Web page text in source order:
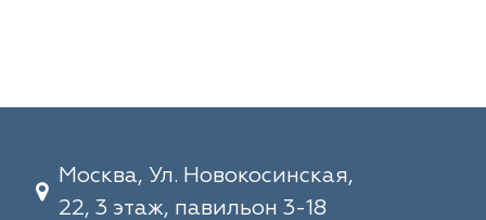
Москва, Ул. Новокосинская,
22, 3 этаж, павильон 3-18